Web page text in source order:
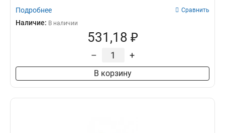
Подробнее Сравнить
Наличие: В наличии
531,18 ₽
– +
В корзину